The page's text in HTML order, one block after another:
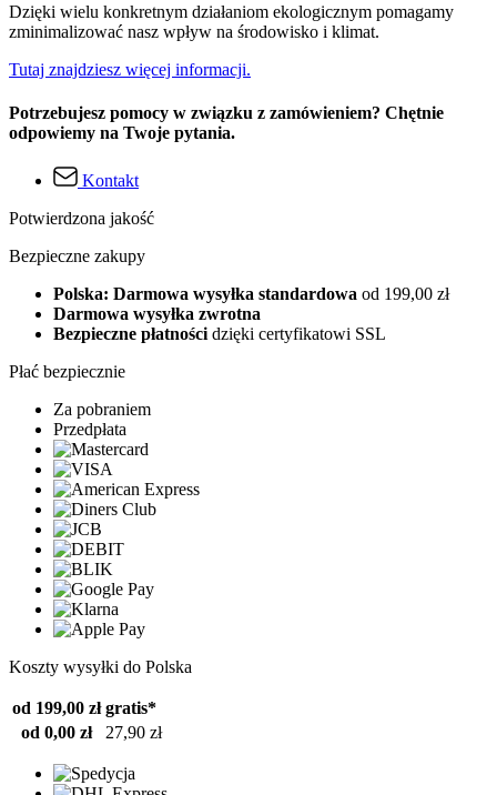
Dzięki wielu konkretnym działaniom ekologicznym pomagamy
zminimalizować nasz wpływ na środowisko i klimat.
Tutaj znajdziesz więcej informacji.
Potrzebujesz pomocy w związku z zamówieniem? Chętnie
odpowiemy na Twoje pytania.
Kontakt
Potwierdzona jakość
Bezpieczne zakupy
Polska: Darmowa wysyłka standardowa od 199,00 zł
Darmowa wysyłka zwrotna
Bezpieczne płatności dzięki certyfikatowi SSL
Płać bezpiecznie
Za pobraniem
Przedpłata
Koszty wysyłki do Polska
od 199,00 zł gratis*
od 0,00 zł
27,90 zł